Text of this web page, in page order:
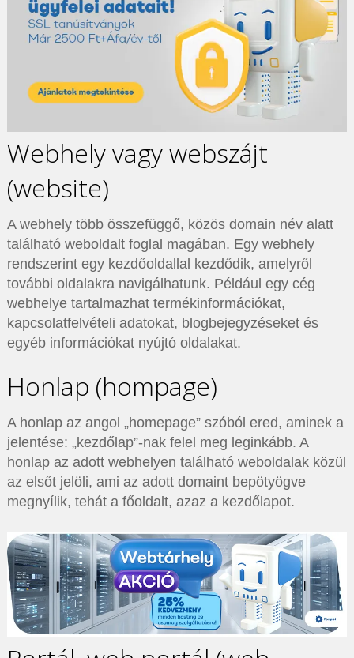
Webhely vagy webszájt
(website)
A webhely több összefüggő, közös domain név alatt
található weboldalt foglal magában. Egy webhely
rendszerint egy kezdőoldallal kezdődik, amelyről
további oldalakra navigálhatunk. Például egy cég
webhelye tartalmazhat termékinformációkat,
kapcsolatfelvételi adatokat, blogbejegyzéseket és
egyéb információkat nyújtó oldalakat.
Honlap (hompage)
A honlap az angol „homepage” szóból ered, aminek a
jelentése: „kezdőlap”-nak felel meg leginkább. A
honlap az adott webhelyen található weboldalak közül
az elsőt jelöli, ami az adott domaint bepötyögve
megnyílik, tehát a főoldalt, azaz a kezdőlapot.